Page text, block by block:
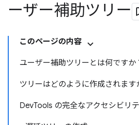
ーザー補助ツリー
このページの内容
ユーザー補助ツリーとは何ですか
ツリーはどのように作成されます
DevTools の完全なアクセシビリ